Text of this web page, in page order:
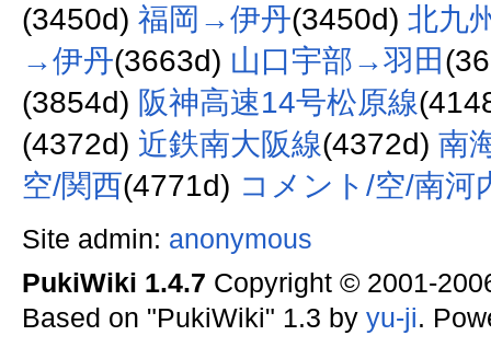
(3450d) 福岡→伊丹(3450d) 北九
→伊丹(3663d) 山口宇部→羽田
(3854d) 阪神高速14号松原線
(4372d) 近鉄南大阪線(4372d) 南
空/関西(4771d) コメント/空/南河
Site admin: anonymous
PukiWiki 1.4.7 Copyright © 2001-
Based on "PukiWiki" 1.3 by yu-ji.